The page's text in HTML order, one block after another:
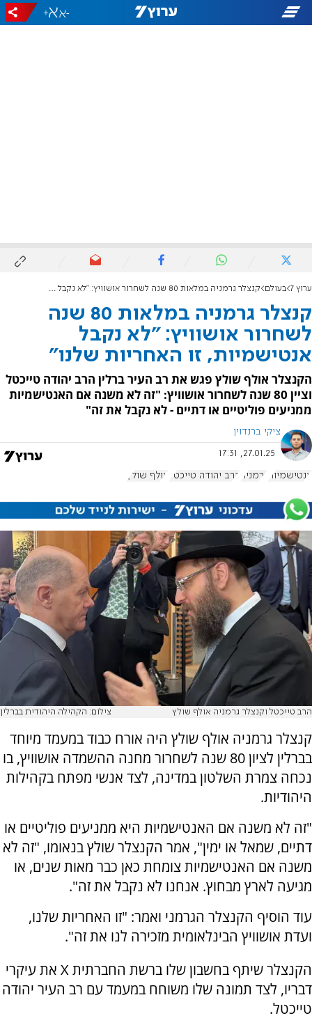
-
+
ערוץ 7 בעולם קנצלר גרמניה במלאות 80 שנה לשחרור אושוויץ: "לא נקבל אנטישמיות, זו האחריות שלנו"
קנצלר גרמניה במלאות 80 שנה
לשחרור אושוויץ: "לא נקבל
אנטישמיות, זו האחריות שלנו"
הקנצלר אולף שולץ פגש את רב העיר ברלין הרב יהודה טייכטל
וציין 80 שנה לשחרור אושוויץ: "זה לא משנה אם האנטישמיות
ממניעים פוליטיים או דתיים - לא נקבל את זה"
ציקי ברנדוין
27.01.25, 17:31
אנטישמיות גרמניה הרב יהודה טייכטל אולף שולץ
הרב טייכטל וקנצלר גרמניה אולף שולץ צילום: הקהילה היהודית בברלין
קנצלר גרמניה אולף שולץ היה אורח כבוד במעמד מיוחד
בברלין לציון 80 שנה לשחרור מחנה ההשמדה אושוויץ, בו
נכחה צמרת השלטון במדינה, לצד אנשי מפתח בקהילות
היהודיות.
"זה לא משנה אם האנטישמיות היא ממניעים פוליטיים או
דתיים, שמאל או ימין", אמר הקנצלר שולץ בנאומו, "זה לא
משנה אם האנטישמיות צומחת כאן כבר מאות שנים, או
מגיעה לארץ מבחוץ. אנחנו לא נקבל את זה".
עוד הוסיף הקנצלר הגרמני ואמר: "זו האחריות שלנו,
ועדת אושוויץ הבינלאומית מזכירה לנו את זה".
הקנצלר שיתף בחשבון שלו ברשת החברתית X את עיקרי
דבריו, לצד תמונה שלו משוחח במעמד עם רב העיר יהודה
טייכטל.